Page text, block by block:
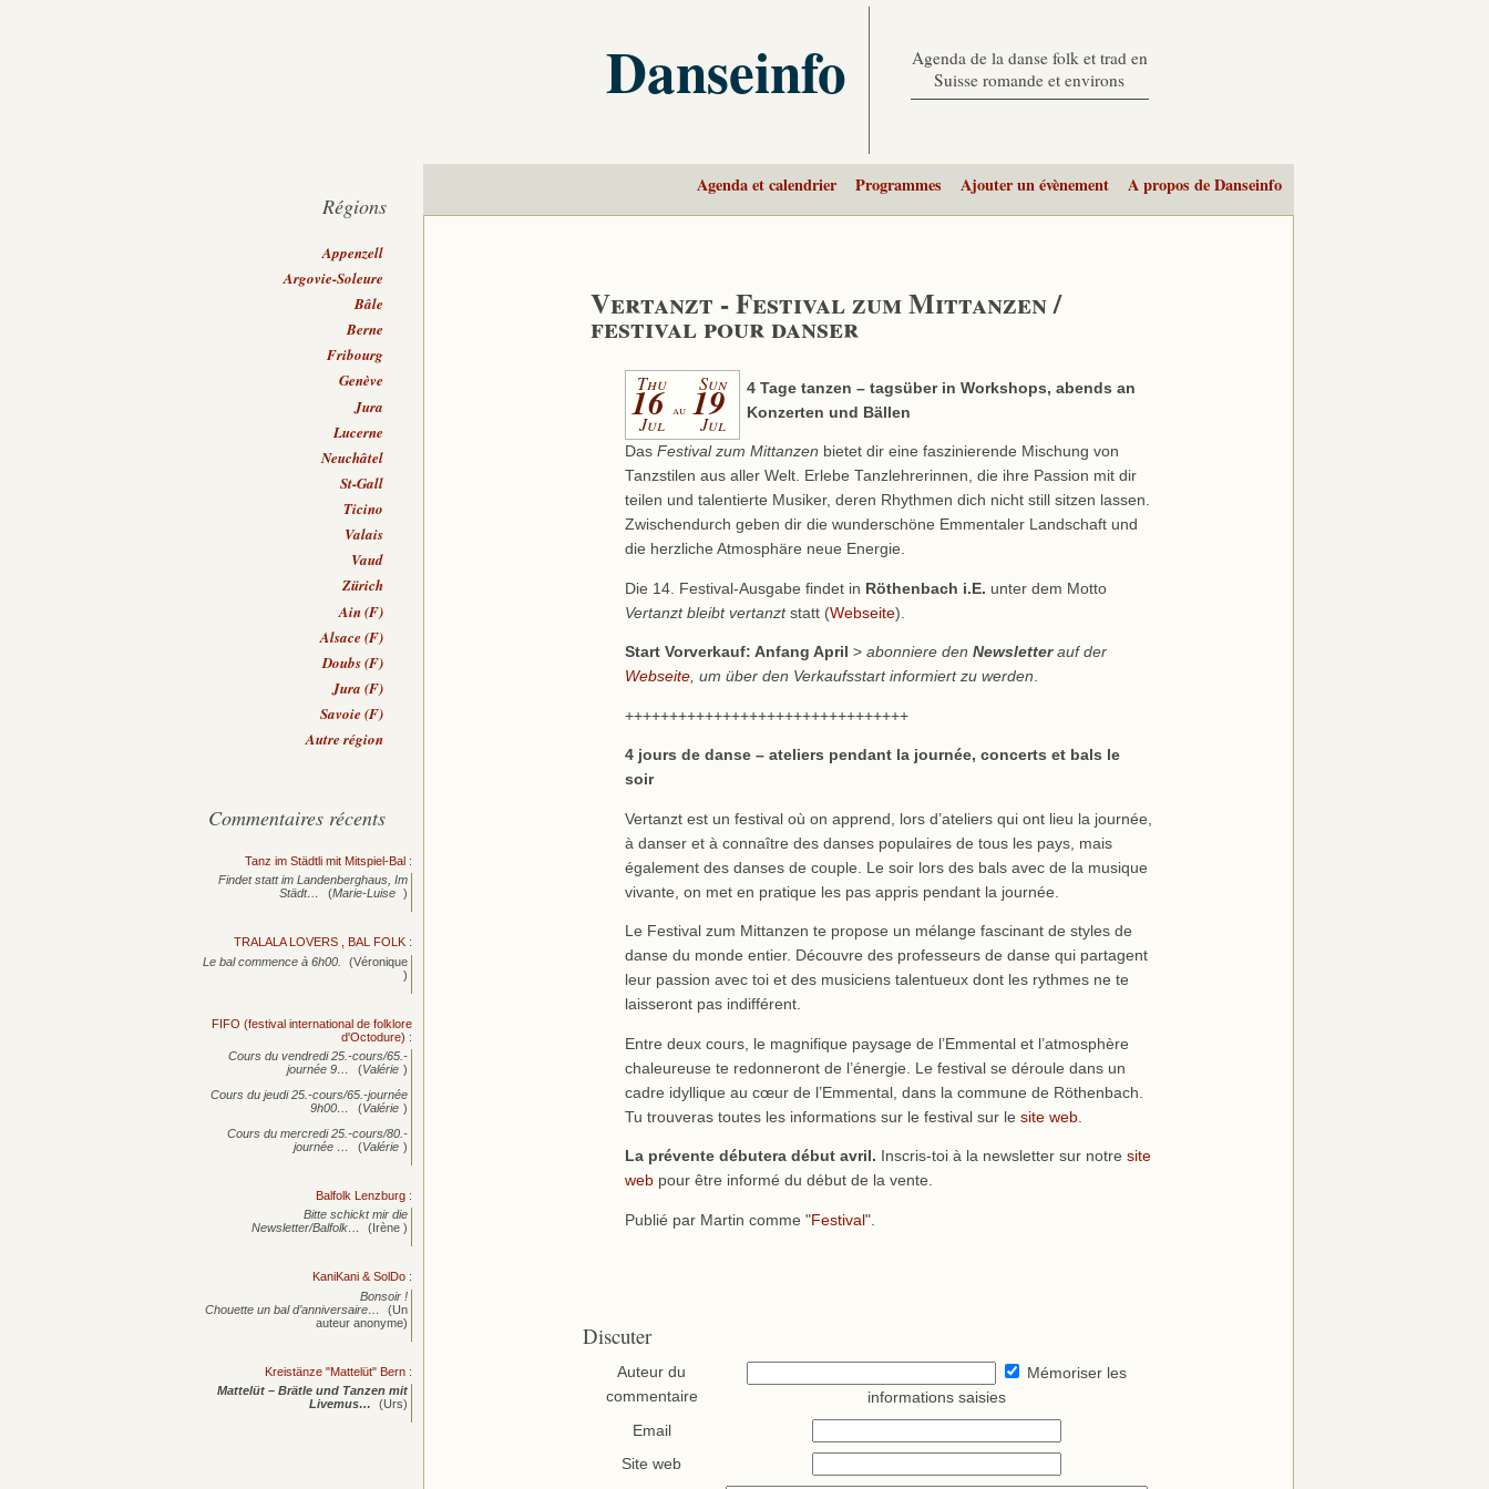
Danseinfo
Agenda de la danse folk et trad en
Suisse romande et environs
Agenda et calendrier Programmes Ajouter un évènement A propos de Danseinfo
Vertanzt - Festival zum Mittanzen /
festival pour danser
Thu
16
Jul
au
Sun
19
Jul
4 Tage tanzen – tagsüber in Workshops, abends an
Konzerten und Bällen
Das Festival zum Mittanzen bietet dir eine faszinierende Mischung von
Tanzstilen aus aller Welt. Erlebe Tanzlehrerinnen, die ihre Passion mit dir
teilen und talentierte Musiker, deren Rhythmen dich nicht still sitzen lassen.
Zwischendurch geben dir die wunderschöne Emmentaler Landschaft und
die herzliche Atmosphäre neue Energie.
Die 14. Festival-Ausgabe findet in Röthenbach i.E. unter dem Motto
Vertanzt bleibt vertanztstatt (Webseite).
Start Vorverkauf: Anfang April > abonniere den Newsletterauf der
Webseite, um über den Verkaufsstart informiert zu werden.
++++++++++++++++++++++++++++++++
4 jours de danse – ateliers pendant la journée, concerts et bals le
soir
Vertanzt est un festival où on apprend, lors d’ateliers qui ont lieu la journée,
à danser et à connaître des danses populaires de tous les pays, mais
également des danses de couple. Le soir lors des bals avec de la musique
vivante, on met en pratique les pas appris pendant la journée.
Le Festival zum Mittanzen te propose un mélange fascinant de styles de
danse du monde entier. Découvre des professeurs de danse qui partagent
leur passion avec toi et des musiciens talentueux dont les rythmes ne te
laisseront pas indifférent.
Entre deux cours, le magnifique paysage de l’Emmental et l’atmosphère
chaleureuse te redonneront de l’énergie. Le festival se déroule dans un
cadre idyllique au cœur de l’Emmental, dans la commune de Röthenbach.
Tu trouveras toutes les informations sur le festival sur le site web.
La prévente débutera début avril. Inscris-toi à la newsletter sur notre site
webpour être informé du début de la vente.
Publié par Martin comme "Festival ".
Discuter
Auteur du
commentaire
Mémoriser les
informations saisies
Email
Site web
Régions
Appenzell
Argovie-Soleure
Bâle
Berne
Fribourg
Genève
Jura
Lucerne
Neuchâtel
St-Gall
Ticino
Valais
Vaud
Zürich
Ain (F)
Alsace (F)
Doubs (F)
Jura (F)
Savoie (F)
Autre région
Commentaires récents
Tanz im Städtli mit Mitspiel-Bal :
Findet statt im Landenberghaus, Im
Städt…
(Marie-Luise )
TRALALA LOVERS , BAL FOLK :
Le bal commence à 6h00.
(Véronique
)
FIFO (festival international de folklore
d'Octodure) :
Cours du vendredi 25.-cours/65.-
journée 9… (Valérie )
Cours du jeudi 25.-cours/65.-journée
9h00…
(Valérie )
Cours du mercredi 25.-cours/80.-
journée … (Valérie )
Balfolk Lenzburg :
Bitte schickt mir die
Newsletter/Balfolk…
(Irène )
KaniKani & SolDo :
Bonsoir !
Chouette un bal d’anniversaire…
(Un
auteur anonyme)
Kreistänze "Mattelüt" Bern :
Mattelüt – Brätle und Tanzen mit
Livemus…
(Urs)